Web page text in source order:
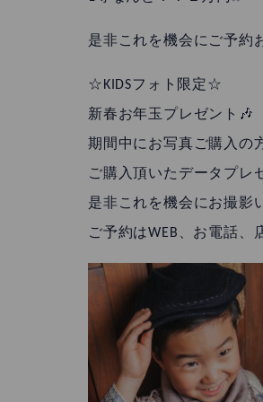
是非これを機会にご予約
☆KIDSフォト限定☆
新春お年玉プレゼント🎶
期間中にお写真ご購入の
ご購入頂いたデータプレ
是非これを機会にお撮影
ご予約はWEB、お電話、